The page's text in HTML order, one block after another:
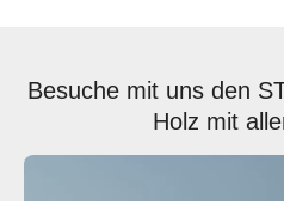
Besuche mit uns den
Holz mit